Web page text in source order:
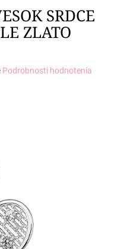
SRDCE
ZLATO
Podrobnosti hodnotenia